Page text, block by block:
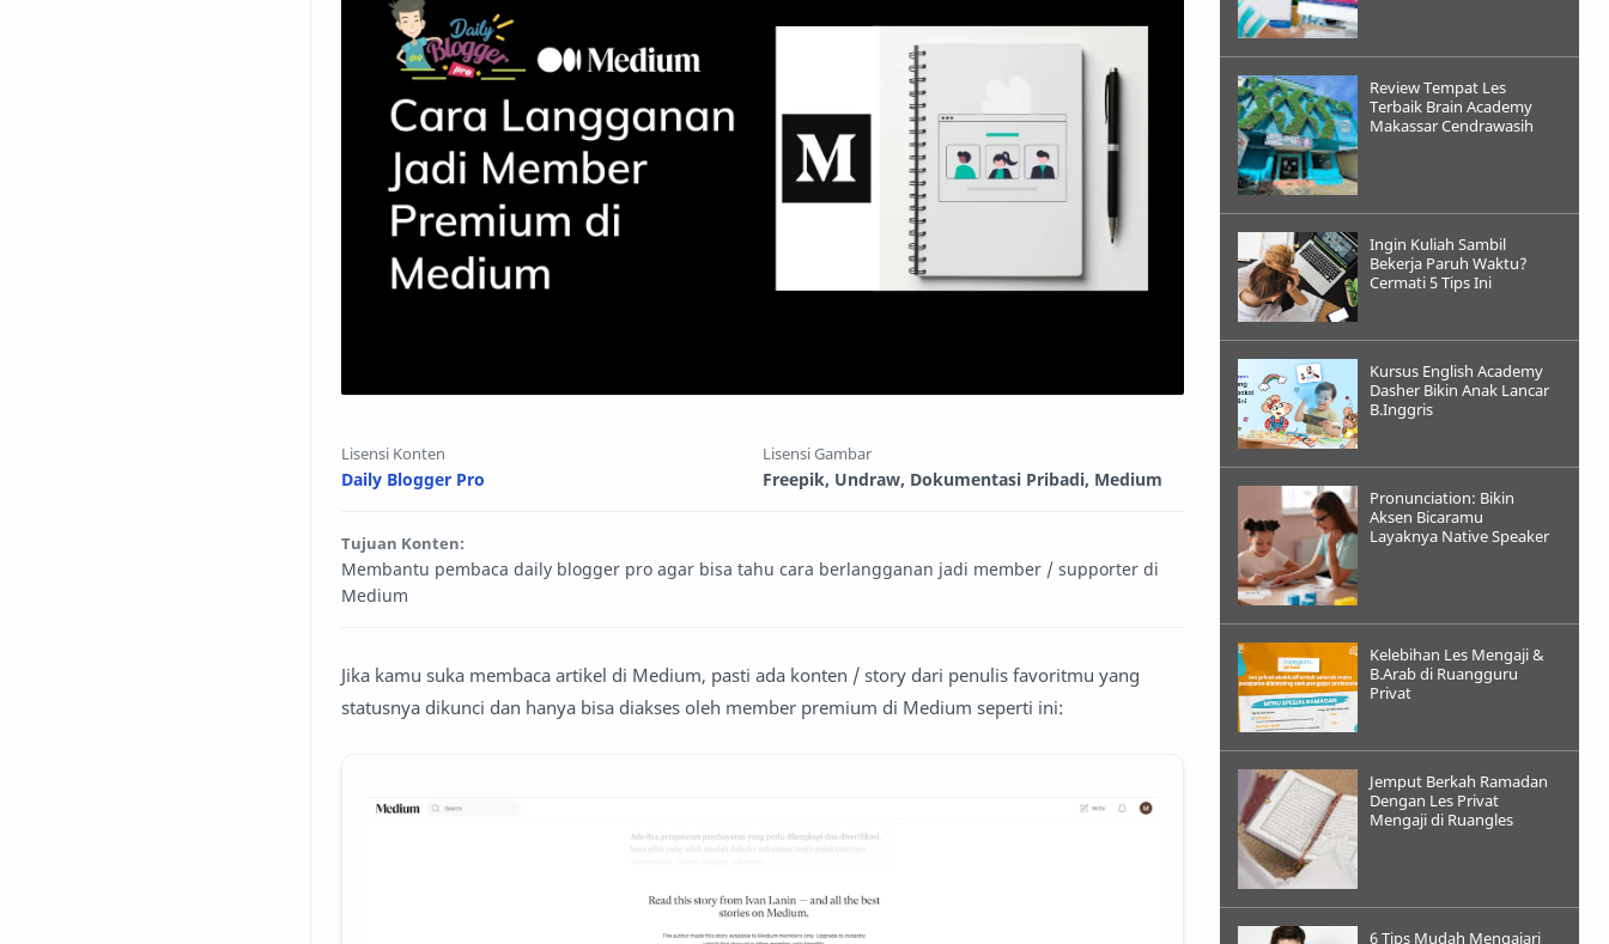
Lisensi Konten
Daily Blogger Pro
Lisensi Gambar
Freepik, Undraw, Dokumentasi Pribadi, Medium
Tujuan Konten:
Membantu pembaca daily blogger pro agar bisa tahu cara berlangganan jadi member / supporter di
Medium
Jika kamu suka membaca artikel di Medium, pasti ada konten / story dari penulis favoritmu yang
statusnya dikunci dan hanya bisa diakses oleh member premium di Medium seperti ini:
Review Tempat Les
Terbaik Brain Academy
Makassar Cendrawasih
Ingin Kuliah Sambil
Bekerja Paruh Waktu?
Cermati 5 Tips Ini
Kursus English Academy
Dasher Bikin Anak Lancar
B.Inggris
Pronunciation: Bikin
Aksen Bicaramu
Layaknya Native Speaker
Kelebihan Les Mengaji &
B.Arab di Ruangguru
Privat
Jemput Berkah Ramadan
Dengan Les Privat
Mengaji di Ruangles
6 Tips Mudah Mengajari